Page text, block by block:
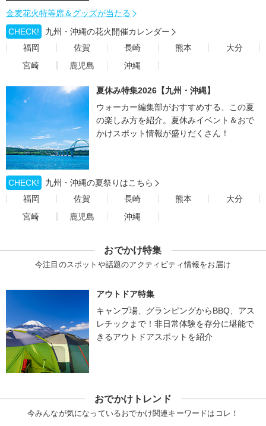
金麦花火特等席＆グッズが当たる
CHECK!
九州・沖縄の花火開催カレンダー
福岡
佐賀 長崎 熊本
大分
宮崎
鹿児島 沖縄
夏休み特集2026【九州・沖縄】
ウォーカー編集部がおすすめする、この夏
の楽しみ方を紹介。夏休みイベント＆おで
かけスポット情報が盛りだくさん！
CHECK!
九州・沖縄の夏祭りはこちら
福岡
佐賀 長崎 熊本
大分
宮崎
鹿児島 沖縄
おでかけ特集
今注目のスポットや話題のアクティビティ情報をお届け
アウトドア特集
キャンプ場、グランピングからBBQ、アス
レチックまで！非日常体験を存分に堪能で
きるアウトドアスポットを紹介
おでかけトレンド
今みんなが気になっているおでかけ関連キーワードはコレ！